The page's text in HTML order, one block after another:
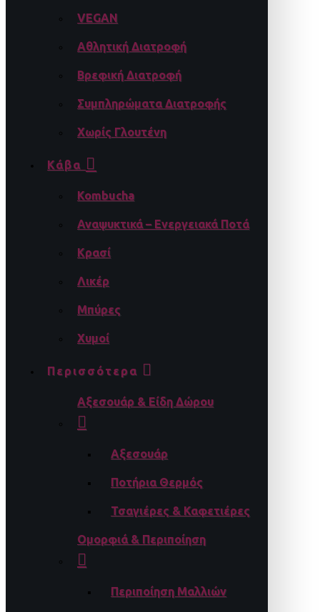
VEGAN
Αθλητική Διατροφή
Βρεφική Διατροφή
Συμπληρώματα Διατροφής
Χωρίς Γλουτένη
Κάβα
Kombucha
Αναψυκτικά – Ενεργειακά Ποτά
Κρασί
Λικέρ
Μπύρες
Χυμοί
Περισσότερα
Αξεσουάρ & Είδη Δώρου
Αξεσουάρ
Ποτήρια Θερμός
Τσαγιέρες & Καφετιέρες
Ομορφιά & Περιποίηση
Περιποίηση Μαλλιών